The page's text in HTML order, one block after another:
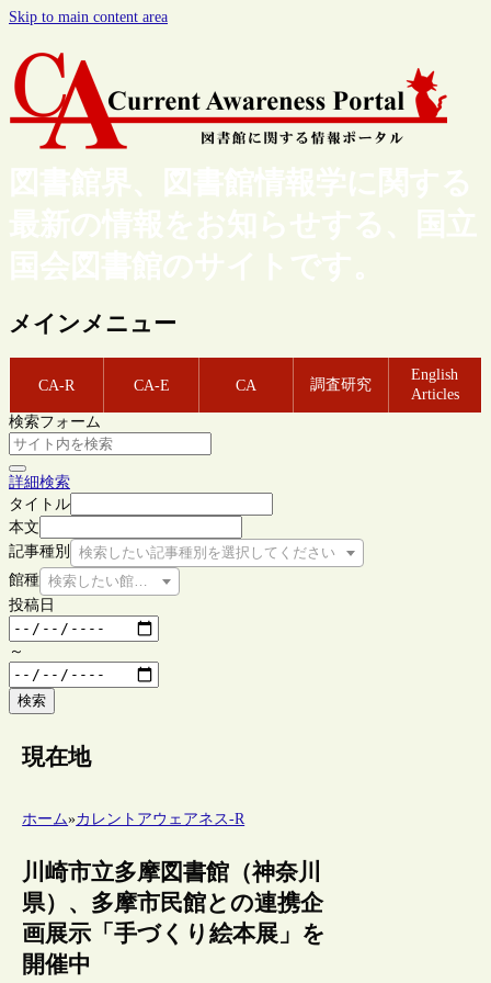
Skip to main content area
図書館界、図書館情報学に関する
最新の情報をお知らせする、国立
国会図書館のサイトです。
メインメニュー
CA-R CA-E CA 調査研究
English
Articles
検索フォーム
詳細検索
タイトル
本文
記事種別
検索したい記事種別を選択してください
館種 検索したい館種を選択してください
投稿日
～
検索
現在地
ホーム»カレントアウェアネス-R
川崎市立多摩図書館（神奈川
県）、多摩市民館との連携企
画展示「手づくり絵本展」を
開催中